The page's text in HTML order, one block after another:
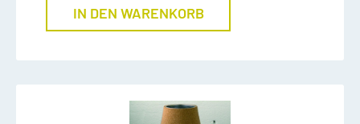
IN DEN WARENKORB